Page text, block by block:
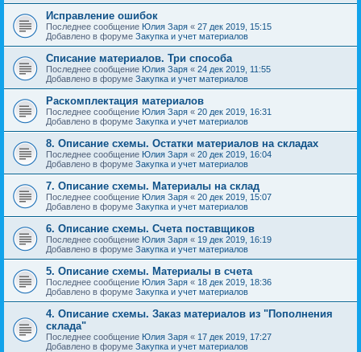
Исправление ошибок
Последнее сообщение Юлия Заря « 27 дек 2019, 15:15
Добавлено в форуме Закупка и учет материалов
Списание материалов. Три способа
Последнее сообщение Юлия Заря « 24 дек 2019, 11:55
Добавлено в форуме Закупка и учет материалов
Раскомплектация материалов
Последнее сообщение Юлия Заря « 20 дек 2019, 16:31
Добавлено в форуме Закупка и учет материалов
8. Описание схемы. Остатки материалов на складах
Последнее сообщение Юлия Заря « 20 дек 2019, 16:04
Добавлено в форуме Закупка и учет материалов
7. Описание схемы. Материалы на склад
Последнее сообщение Юлия Заря « 20 дек 2019, 15:07
Добавлено в форуме Закупка и учет материалов
6. Описание схемы. Счета поставщиков
Последнее сообщение Юлия Заря « 19 дек 2019, 16:19
Добавлено в форуме Закупка и учет материалов
5. Описание схемы. Материалы в счета
Последнее сообщение Юлия Заря « 18 дек 2019, 18:36
Добавлено в форуме Закупка и учет материалов
4. Описание схемы. Заказ материалов из "Пополнения
склада"
Последнее сообщение Юлия Заря « 17 дек 2019, 17:27
Добавлено в форуме Закупка и учет материалов